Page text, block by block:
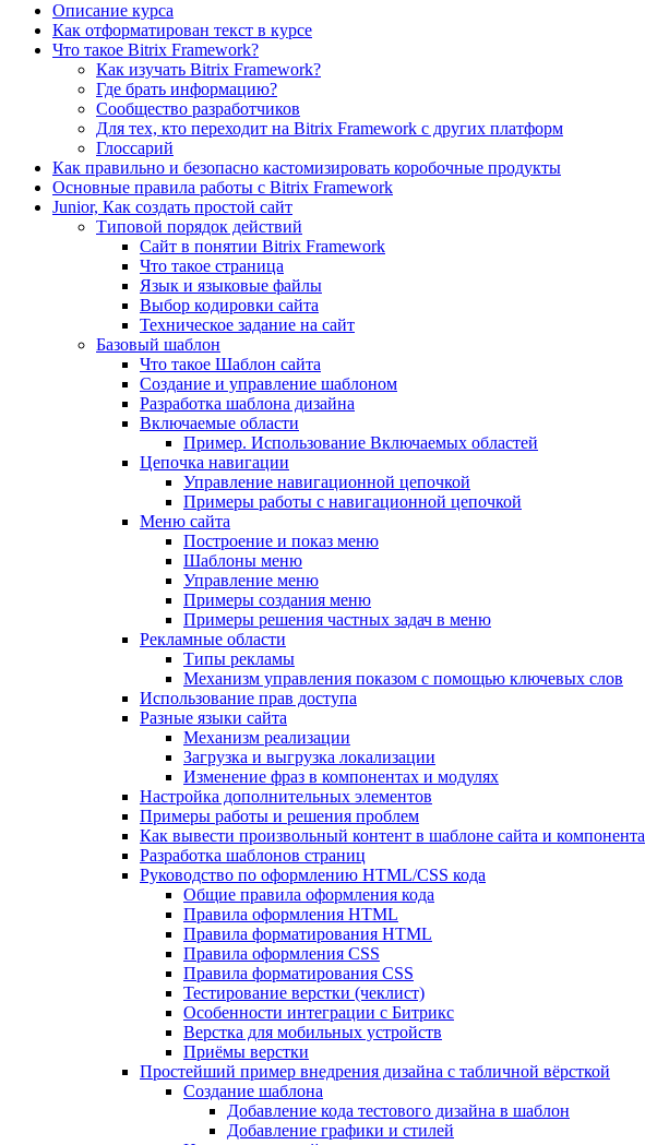
Описание курса
Как отформатирован текст в курсе
Что такое Bitrix Framework?
Как изучать Bitrix Framework?
Где брать информацию?
Сообщество разработчиков
Для тех, кто переходит на Bitrix Framework с других платформ
Глоссарий
Как правильно и безопасно кастомизировать коробочные продукты
Основные правила работы с Bitrix Framework
Junior, Как создать простой сайт
Типовой порядок действий
Сайт в понятии Bitrix Framework
Что такое страница
Язык и языковые файлы
Выбор кодировки сайта
Техническое задание на сайт
Базовый шаблон
Что такое Шаблон сайта
Создание и управление шаблоном
Разработка шаблона дизайна
Включаемые области
Пример. Использование Включаемых областей
Цепочка навигации
Управление навигационной цепочкой
Примеры работы с навигационной цепочкой
Меню сайта
Построение и показ меню
Шаблоны меню
Управление меню
Примеры создания меню
Примеры решения частных задач в меню
Рекламные области
Типы рекламы
Механизм управления показом с помощью ключевых слов
Использование прав доступа
Разные языки сайта
Механизм реализации
Загрузка и выгрузка локализации
Изменение фраз в компонентах и модулях
Настройка дополнительных элементов
Примеры работы и решения проблем
Как вывести произвольный контент в шаблоне сайта и компонента
Разработка шаблонов страниц
Руководство по оформлению HTML/CSS кода
Общие правила оформления кода
Правила оформления HTML
Правила форматирования HTML
Правила оформления CSS
Правила форматирования CSS
Тестирование верстки (чеклист)
Особенности интеграции с Битрикс
Верстка для мобильных устройств
Приёмы верстки
Простейший пример внедрения дизайна с табличной вёрсткой
Создание шаблона
Добавление кода тестового дизайна в шаблон
Добавление графики и стилей